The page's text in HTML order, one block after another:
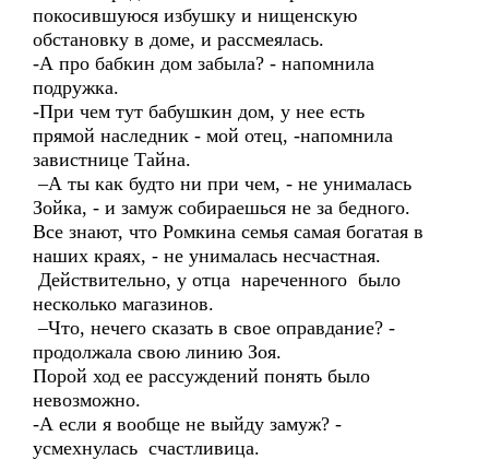
покосившуюся избушку и нищенскую
обстановку в доме, и рассмеялась.
-А про бабкин дом забыла? - напомнила
подружка.
-При чем тут бабушкин дом, у нее есть
прямой наследник - мой отец, -напомнила
завистнице Тайна.
–А ты как будто ни при чем, - не унималась
Зойка, - и замуж собираешься не за бедного.
Все знают, что Ромкина семья самая богатая в
наших краях, - не унималась несчастная.
Действительно, у отца нареченного было
несколько магазинов.
–Что, нечего сказать в свое оправдание? -
продолжала свою линию Зоя.
Порой ход ее рассуждений понять было
невозможно.
-А если я вообще не выйду замуж? -
усмехнулась счастливица.